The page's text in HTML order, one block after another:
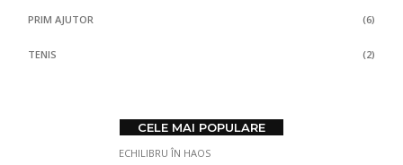
PRIM AJUTOR (6)
TENIS (2)
CELE MAI POPULARE
ECHILIBRU ÎN HAOS